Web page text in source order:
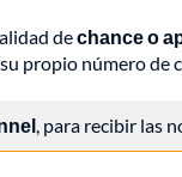
dechance o
propio número
, para recibir las